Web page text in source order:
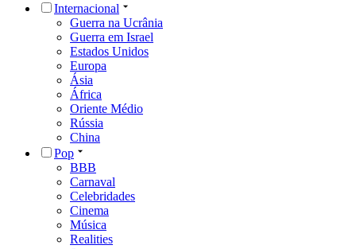
Internacional
Guerra na Ucrânia
Guerra em Israel
Estados Unidos
Europa
Ásia
África
Oriente Médio
Rússia
China
Pop
BBB
Carnaval
Celebridades
Cinema
Música
Realities